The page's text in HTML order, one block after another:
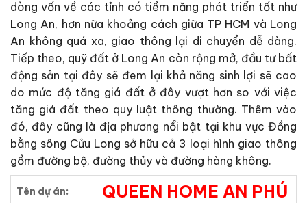
dòng vốn về các tỉnh có tiềm năng phát triển tốt như
Long An, hơn nữa khoảng cách giữa TP HCM và Long
An không quá xa, giao thông lại di chuyển dễ dàng.
Tiếp theo, quỹ đất ở Long An còn rộng mở, đầu tư bất
động sản tại đây sẽ đem lại khả năng sinh lợi sẽ cao
do mức độ tăng giá đất ở đây vượt hơn so với việc
tăng giá đất theo quy luật thông thường. Thêm vào
đó, đây cũng là địa phương nổi bật tại khu vực Đồng
bằng sông Cửu Long sở hữu cả 3 loại hình giao thông
gồm đường bộ, đường thủy và đường hàng không.
Tên dự án: QUEEN HOME AN PHÚ